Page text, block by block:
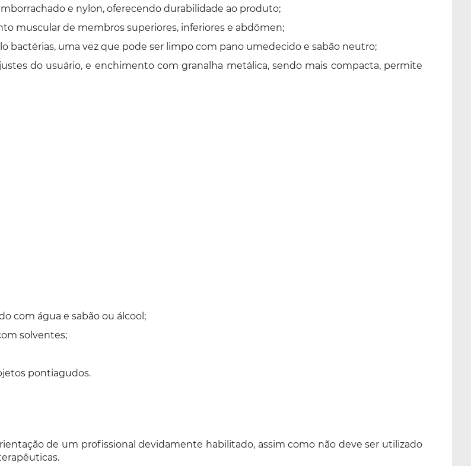
e nylon, oferecendo durabilidade ao produto;
muscular de membros superiores, inferiores e abdômen;
bactérias, uma vez que pode ser limpo com pano umedecido e sabão neutro;
do usuário, e enchimento com granalha metálica, sendo mais compacta, permite
com água e sabão ou álcool;
solventes;
pontiagudos.
de um profissional devidamente habilitado, assim como não deve ser utilizado